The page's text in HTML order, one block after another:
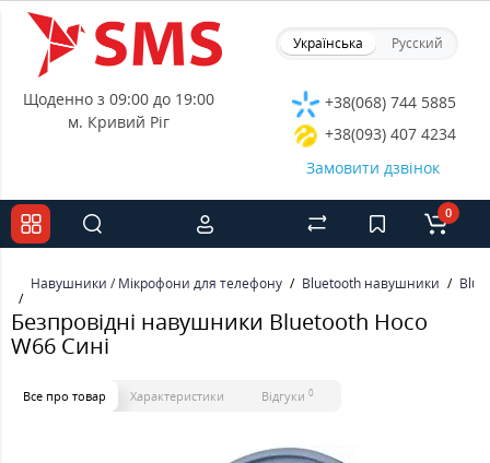
Українська Русский
Щоденно з 09:00 до 19:00
м. Кривий Ріг
+38(068) 744 5885
+38(093) 407 4234
Замовити дзвінок
0
Навушники / Мікрофони для телефону Bluetooth навушники
Безпровідні навушники Bluetooth Hoco
W66 Сині
Все про товар Характеристики Відгуки 0